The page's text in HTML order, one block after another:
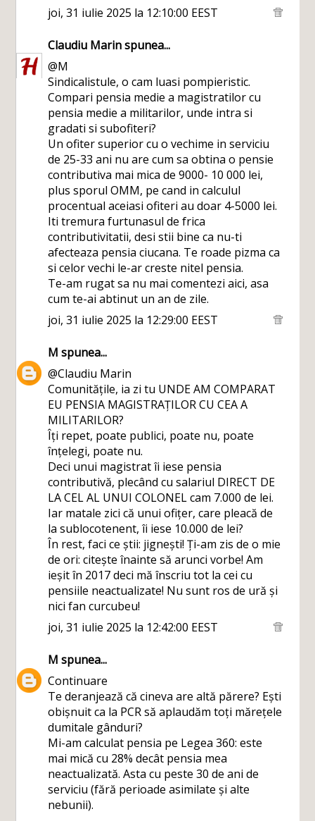
joi, 31 iulie 2025 la 12:10:00 EEST
Claudiu Marinspunea...
@M
Sindicalistule, o cam luasi pompieristic.
Compari pensia medie a magistratilor cu
pensia medie a militarilor, unde intra si
gradati si subofiteri?
Un ofiter superior cu o vechime in serviciu
de 25-33 ani nu are cum sa obtina o pensie
contributiva mai mica de 9000- 10 000 lei,
plus sporul OMM, pe cand in calculul
procentual aceiasi ofiteri au doar 4-5000 lei.
Iti tremura furtunasul de frica
contributivitatii, desi stii bine ca nu-ti
afecteaza pensia ciucana. Te roade pizma ca
si celor vechi le-ar creste nitel pensia.
Te-am rugat sa nu mai comentezi aici, asa
cum te-ai abtinut un an de zile.
joi, 31 iulie 2025 la 12:29:00 EEST
M spunea...
@Claudiu Marin
Comunitățile, ia zi tu UNDE AM COMPARAT
EU PENSIA MAGISTRAȚILOR CU CEA A
MILITARILOR?
Îți repet, poate publici, poate nu, poate
înțelegi, poate nu.
Deci unui magistrat îi iese pensia
contributivă, plecând cu salariul DIRECT DE
LA CEL AL UNUI COLONEL cam 7.000 de lei.
Iar matale zici că unui ofițer, care pleacă de
la sublocotenent, îi iese 10.000 de lei?
În rest, faci ce știi: jignești! Ți-am zis de o mie
de ori: citește înainte să arunci vorbe! Am
ieșit în 2017 deci mă înscriu tot la cei cu
pensiile neactualizate! Nu sunt ros de ură și
nici fan curcubeu!
joi, 31 iulie 2025 la 12:42:00 EEST
M spunea...
Continuare
Te deranjează că cineva are altă părere? Ești
obișnuit ca la PCR să aplaudăm toți mărețele
dumitale gânduri?
Mi-am calculat pensia pe Legea 360: este
mai mică cu 28% decât pensia mea
neactualizată. Asta cu peste 30 de ani de
serviciu (fără perioade asimilate și alte
nebunii).